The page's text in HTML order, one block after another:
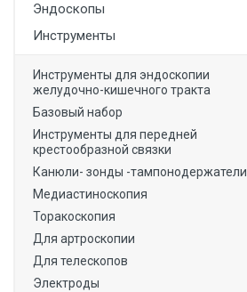
Лабораторное оборудование
Прачечное оборудование
Медицинские мониторы
Ортопедические товары
Косметология
Эндоскопы
Инструменты
Инструменты для эндоскопии
желудочно-кишечного тракта
Базовый набор
Инструменты для передней
крестообразной связки
Канюли- зонды -тампонодержатели
Медиастиноскопия
Торакоскопия
Для артроскопии
Для телескопов
Электроды